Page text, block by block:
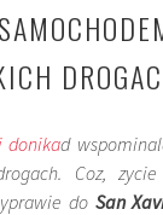
donikad
Coz,
do San